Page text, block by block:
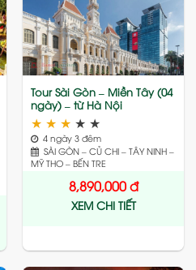
Add
to
wishlist
Tour Sài Gòn – Miền Tây (04
ngày) – từ Hà Nội
★ ★ ★ ★ ★
4 ngày 3 đêm
SÀI GÒN – CỦ CHI – TÂY NINH –
MỸ THO – BẾN TRE
8,890,000đ
XEM CHI TIẾT